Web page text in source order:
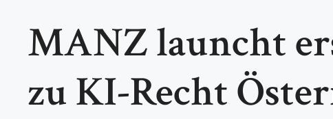
MANZ launcht
zu KI-Recht